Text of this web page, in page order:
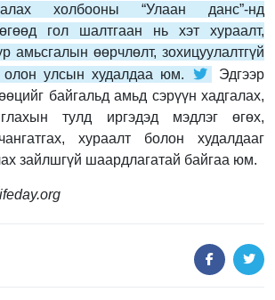
холбооны “Улаан данс”-нд
гол шалтгаан нь хэт хураалт,
амьсгалын өөрчлөлт, зохицуулалтгүй
олон улсын худалдаа юм.
Эдгээр
байгальд амьд сэрүүн хадгалах,
тулд иргэдэд мэдлэг өгөх,
хураалт болон худалдааг
зайлшгүй шаардлагатай байгаа юм.